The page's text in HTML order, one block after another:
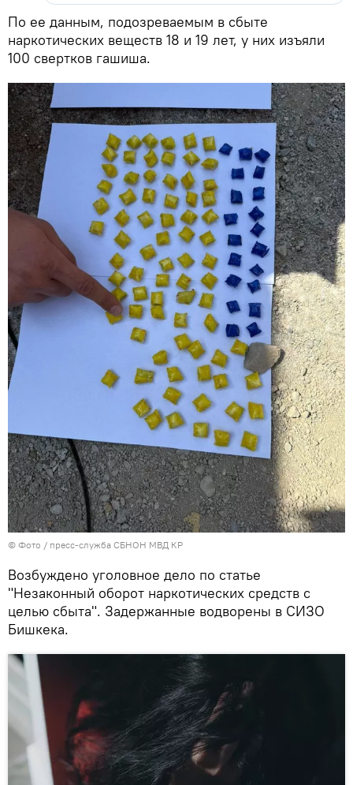
По ее данным, подозреваемым в сбыте
наркотических веществ 18 и 19 лет, у них изъяли
100 свертков гашиша.
© Фото / пресс-служба СБНОН МВД КР
Возбуждено уголовное дело по статье
"Незаконный оборот наркотических средств с
целью сбыта". Задержанные водворены в СИЗО
Бишкека.